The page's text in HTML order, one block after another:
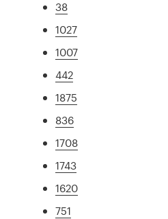
38
1027
1007
442
1875
836
1708
1743
1620
751